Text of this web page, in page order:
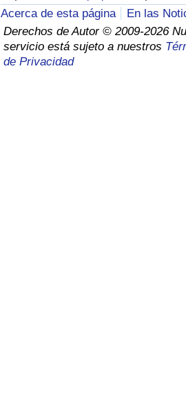
Acerca de esta página
En las
Derechos de Autor © 2009-2026
servicio está sujeto a nuestros
de Privacidad
Calificación del Índice de
(Actual)